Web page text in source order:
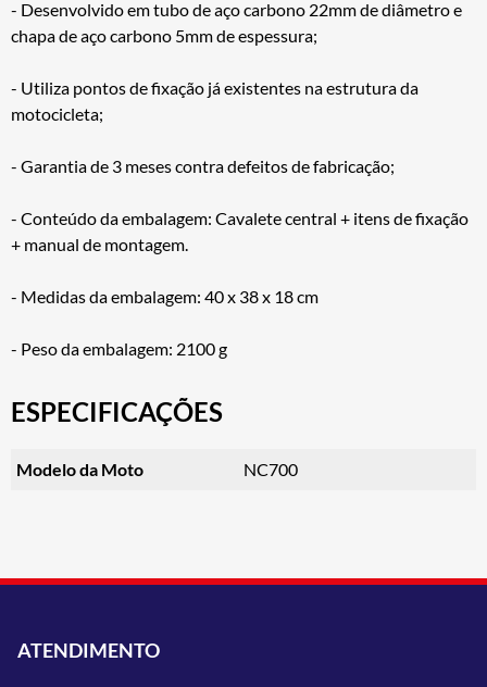
- Desenvolvido em tubo de aço carbono 22mm de diâmetro e
chapa de aço carbono 5mm de espessura;
- Utiliza pontos de fixação já existentes na estrutura da
motocicleta;
- Garantia de 3 meses contra defeitos de fabricação;
- Conteúdo da embalagem: Cavalete central + itens de fixação
+ manual de montagem.
- Medidas da embalagem: 40 x 38 x 18 cm
- Peso da embalagem: 2100 g
ESPECIFICAÇÕES
Modelo da Moto NC700
ATENDIMENTO